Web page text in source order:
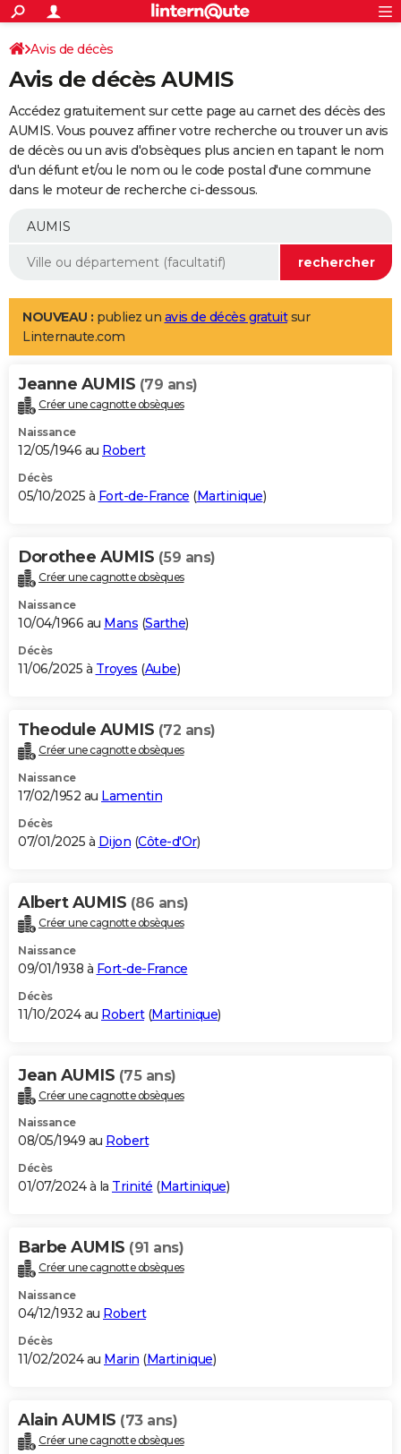
ACTUALITÉS
Politique
Société
Faits Divers
Education
Monde
Villes
+
SPORT
Coupe du monde 2026
Football
Tennis
Cyclisme
Rugby
Forum
Programme TV
TNT
Streaming
Cinéma
Sorties cinéma
Musique
+
FINANCE
Retraite
Impôts
Epargne
Immobilier
Risques naturels par ville
Banque
Assurance
Crédit
AUTO
Essais
Réserver un essai
Citadines
Berlines
SUV
Forum auto
+
Mobiles
Meilleur smartphone
Internet
Ordinateurs
Jeux vidéo
Guide high-tech
Aménagement intérieur
LIFESTYLE
Art de vivre
Bien-être
Loisirs
Mode
Modes de vie
Alimentation
Guide de la santé
Maladies
Médicaments
Sommeil
VOYAGE
Destinations
City break
Voyage nature
Voyage de noces
Forum
Climat
+PHOTO
GUIDES D'ACHAT
BONS PLANS
Carte de Noël
Carte Bonne année
Carte Saint-Valentin
Carte Pâques
Carte d'anniversaire
DICTIONNAIRE
Dictionnaire
Biographies
Citations
Expressions
Proverbes
PROGRAMME TV
S'inscrire
Se connecter
Lycées
Collèges
Primaires
Universités
Entreprises
Service militaire
Avis de recherche
AVIS DE DÉCÈS
Bricolage
Lifestyle
Culture
Sport
Auto
Television
Voyage
Cinema
Avis de décès
Avis de décès AUMIS
Accédez gratuitement sur cette page au carnet des décès des
AUMIS. Vous pouvez affiner votre recherche ou trouver un avis
de décès ou un avis d'obsèques plus ancien en tapant le nom
d'un défunt et/ou le nom ou le code postal d'une commune
dans le moteur de recherche ci-dessous.
NOUVEAU : publiez un avis de décès gratuitsur
Linternaute.com
Jeanne AUMIS (79 ans)
Créer une cagnotte obsèques
Naissance
12/05/1946 au Robert
Décès
05/10/2025 à Fort-de-France (Martinique)
Dorothee AUMIS (59 ans)
Créer une cagnotte obsèques
Naissance
10/04/1966 au Mans (Sarthe)
Décès
11/06/2025 à Troyes (Aube)
Theodule AUMIS (72 ans)
Créer une cagnotte obsèques
Naissance
17/02/1952 au Lamentin
Décès
07/01/2025 à Dijon (Côte-d'Or)
Albert AUMIS (86 ans)
Créer une cagnotte obsèques
Naissance
09/01/1938 à Fort-de-France
Décès
11/10/2024 au Robert(Martinique)
Jean AUMIS (75 ans)
Créer une cagnotte obsèques
Naissance
08/05/1949 au Robert
Décès
01/07/2024 à la Trinité (Martinique)
Barbe AUMIS (91 ans)
Créer une cagnotte obsèques
Naissance
04/12/1932 au Robert
Décès
11/02/2024 au Marin (Martinique)
Alain AUMIS (73 ans)
Créer une cagnotte obsèques